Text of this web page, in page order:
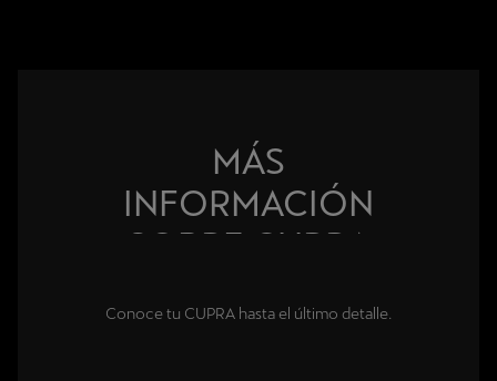
MÁS
INFORMACIÓN
SOBRE CUPRA
Conoce tu CUPRA hasta el último detalle.